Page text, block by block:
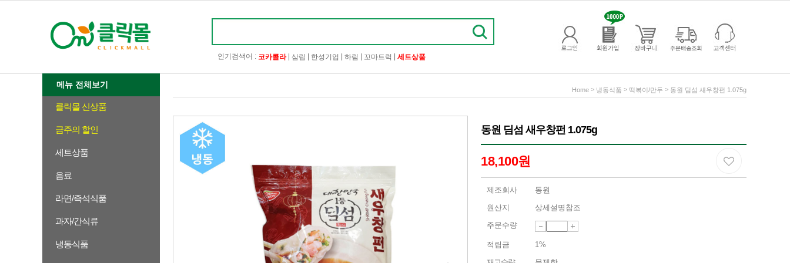
인기검색어 : 코카콜라| 삼립 한성기업 하림 꼬마트럭 세트상품
메뉴 전체보기
클릭몰 신상품
금주의 할인
세트상품
음료
라면/즉석식품
과자/간식류
냉동식품
Home > 냉동식품 > 떡볶이/만두 > 동원 딤섬 새우창펀 1.075g
동원 딤섬 새우창펀 1.075g
18,100원
제조회사
동원
원산지
상세설명참조
주문수량
적립금
1%